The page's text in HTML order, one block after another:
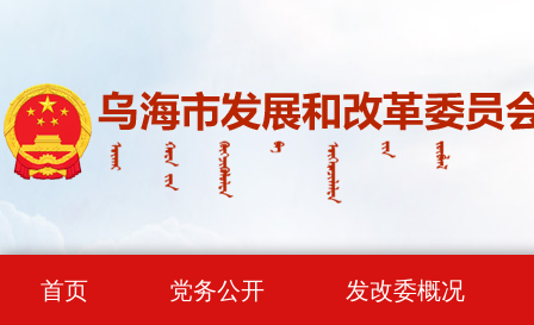
首页 党务公开 发改委概况